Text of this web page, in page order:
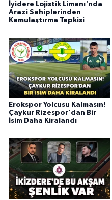
İyidere Lojistik Limanı'nda
Arazi Sahiplerinden
Kamulaştırma Tepkisi
Erokspor Yolcusu Kalmasın!
Çaykur Rizespor'dan Bir
İsim Daha Kiralandı